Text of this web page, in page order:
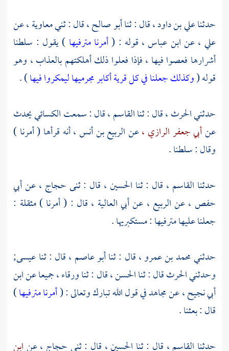
حدثناعلي بن داود ،قال : ثناأبو صالح ،قال : ثنيمعاوية ،عن
علي ،عنابن عباس ، قوله : (أمرنا مترفيها ) يقول : سلطنا
أشرارها فعصوا فيها ، فإذا فعلوا ذلك أهلكتهم بالعذاب ، وهو
قوله (وكذلك جعلنا في كل قرية أكابر مجرميها ليمكروا فيها) .
حدثنيالحرث ،قال : ثناالقاسم ،قال : سمعتالكسائييحدث
عنأبي جعفر الرازي ،عنالربيع بن أنس ،أنه قرأها ( أمرنا )
وقال : سلطنا .
حدثنا القاسم ، قال : ثنا الحسين ، قال : ثنىحجاج ،عنأبي
حفص ،عنالربيع ، عنأبي العالية ، قال : ( أمرنا ) مثقلة :
جعلنا عليها مترفيها : مستكبريها .
حدثنيمحمد بن عمرو، قال : ثناأبو عاصم ،قال : ثناعيسى;
وحدثنيالحرثقال : ثناالحسن ،قال : ثناورقاء ،جميعا عنابن
أبي نجيح ،عنمجاهدفي قول الله تبارك وتعالى : (أمرنا مترفيها)
قال : بعثنا .
حدثنا القاسم ، قال : ثنا الحسين ، قال : ثنيحجاج ،عنابن